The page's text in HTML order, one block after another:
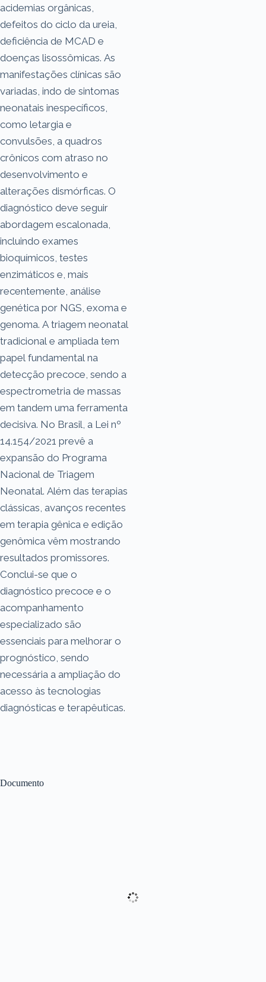
Documento
acidemias orgânicas,
defeitos do ciclo da ureia,
deficiência de MCAD e
doenças lisossômicas. As
manifestações clínicas são
variadas, indo de sintomas
neonatais inespecíficos,
como letargia e
convulsões, a quadros
crônicos com atraso no
desenvolvimento e
alterações dismórficas. O
diagnóstico deve seguir
abordagem escalonada,
incluindo exames
bioquímicos, testes
enzimáticos e, mais
recentemente, análise
genética por NGS, exoma e
genoma. A triagem neonatal
tradicional e ampliada tem
papel fundamental na
detecção precoce, sendo a
espectrometria de massas
em tandem uma ferramenta
decisiva. No Brasil, a Lei nº
14.154/2021 prevê a
expansão do Programa
Nacional de Triagem
Neonatal. Além das terapias
clássicas, avanços recentes
em terapia gênica e edição
genômica vêm mostrando
resultados promissores.
Conclui-se que o
diagnóstico precoce e o
acompanhamento
especializado são
essenciais para melhorar o
prognóstico, sendo
necessária a ampliação do
acesso às tecnologias
diagnósticas e terapêuticas.